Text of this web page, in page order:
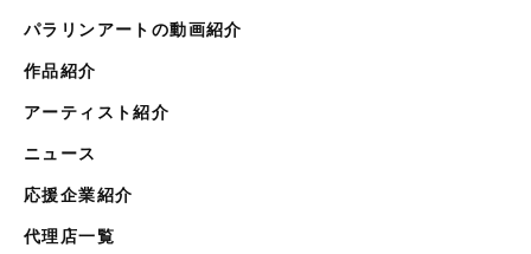
パラリンアートの動画紹介
作品紹介
アーティスト紹介
ニュース
応援企業紹介
代理店一覧